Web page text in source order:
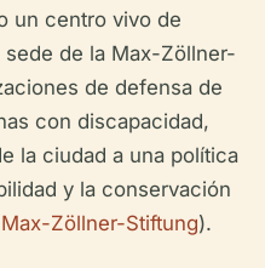
un centro vivo de
de la Max-Zöllner-
de defensa de
con discapacidad,
la ciudad a una política
y la conservación
Max-Zöllner-Stiftung).